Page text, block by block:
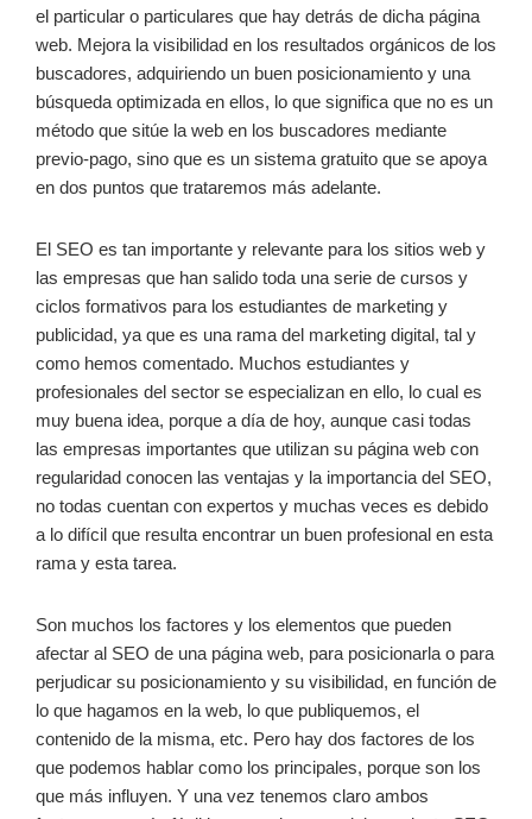
el particular o particulares que hay detrás de dicha página
web. Mejora la visibilidad en los resultados orgánicos de los
buscadores, adquiriendo un buen posicionamiento y una
búsqueda optimizada en ellos, lo que significa que no es un
método que sitúe la web en los buscadores mediante
previo-pago, sino que es un sistema gratuito que se apoya
en dos puntos que trataremos más adelante.
El SEO es tan importante y relevante para los sitios web y
las empresas que han salido toda una serie de cursos y
ciclos formativos para los estudiantes de marketing y
publicidad, ya que es una rama del marketing digital, tal y
como hemos comentado. Muchos estudiantes y
profesionales del sector se especializan en ello, lo cual es
muy buena idea, porque a día de hoy, aunque casi todas
las empresas importantes que utilizan su página web con
regularidad conocen las ventajas y la importancia del SEO,
no todas cuentan con expertos y muchas veces es debido
a lo difícil que resulta encontrar un buen profesional en esta
rama y esta tarea.
Son muchos los factores y los elementos que pueden
afectar al SEO de una página web, para posicionarla o para
perjudicar su posicionamiento y su visibilidad, en función de
lo que hagamos en la web, lo que publiquemos, el
contenido de la misma, etc. Pero hay dos factores de los
que podemos hablar como los principales, porque son los
que más influyen. Y una vez tenemos claro ambos